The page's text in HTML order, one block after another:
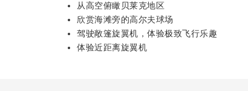
从高空俯瞰贝莱克地区
欣赏海滩旁的高尔夫球场
驾驶敞篷旋翼机，体验极致飞行乐趣
体验近距离旋翼机